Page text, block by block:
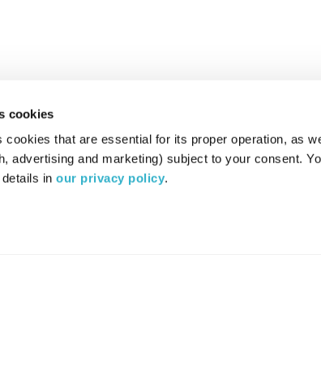
cookies
cookies that are essential for its proper operation, as
advertising and marketing) subject to your consent.
details in our privacy policy.